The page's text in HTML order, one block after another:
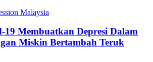
19 Membuatkan Depresi Dalam
Miskin Bertambah Teruk